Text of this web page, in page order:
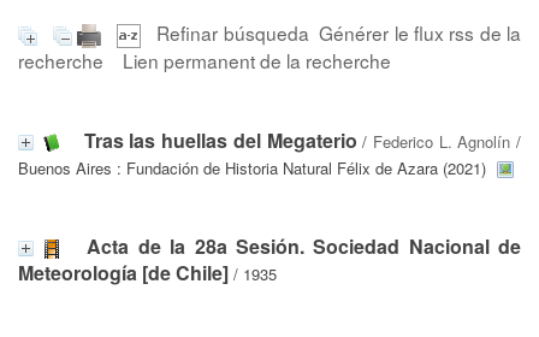
Refinar búsqueda Générer le flux rss de la
recherche
Lien permanent de la recherche
Tras las huellas del Megaterio / Federico L. Agnolín /
Buenos Aires : Fundación de Historia Natural Félix de Azara (2021)
Acta de la 28a Sesión. Sociedad Nacional de
Meteorología [de Chile] / 1935